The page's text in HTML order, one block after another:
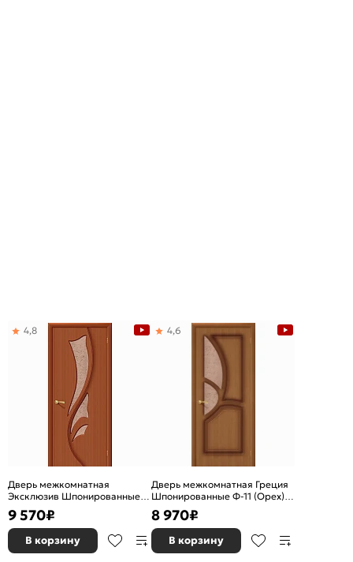
Дверь межкомнатная
Эксклюзив Шпонированные
Ф-15 (Макоре), остекленная,
сатинат бронза
художественный, каркасно-
щитовая
4,8
9 570₽
В корзину
Дверь межкомнатная Греция
Шпонированные Ф-11 (Орех),
остекленная, сатинат бронза
художественный, каркасно-
щитовая
4,6
8 970₽
В корзину